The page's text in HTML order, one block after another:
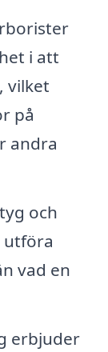
i att
vilket
på
andra
och
utföra
vad en
erbjuder